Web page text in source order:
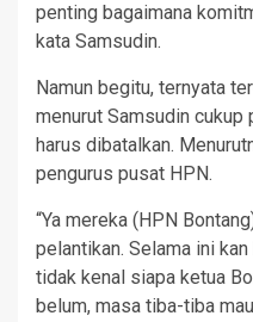
penting bagaimana
kata Samsudin.
Namun begitu, ternyata
menurut Samsudin
harus dibatalkan.
pengurus pusat HPN.
“Ya mereka (HPN
pelantikan. Selama ini
tidak kenal siapa ketua
belum, masa tiba-tiba